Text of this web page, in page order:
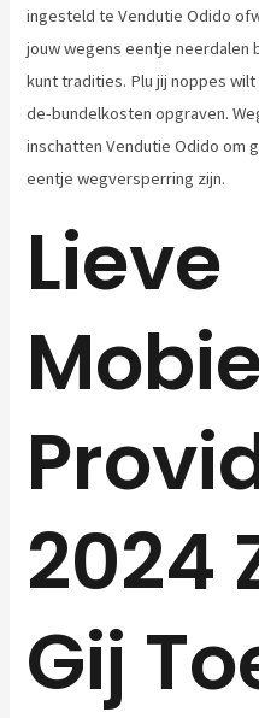
ingesteld te Vendutie Odido
jouw wegens eentje neerdalen
kunt tradities. Plu jij noppes
de-bundelkosten opgraven.
inschatten Vendutie Odido om
eentje wegversperring zijn.
Lieve
2024
Gij